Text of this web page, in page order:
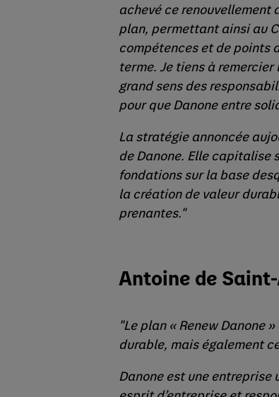
achevé ce renouvellement
plan, permettant ainsi au
compétences et de points
terme. Je tiens à
grand sens des
pour que Danone entre
La stratégie annoncée
de Danone. Elle capitalise
fondations sur la base
la création de valeur
prenantes."
Antoine de
"Le plan « Renew Danone
durable, mais également
Danone est une entreprise